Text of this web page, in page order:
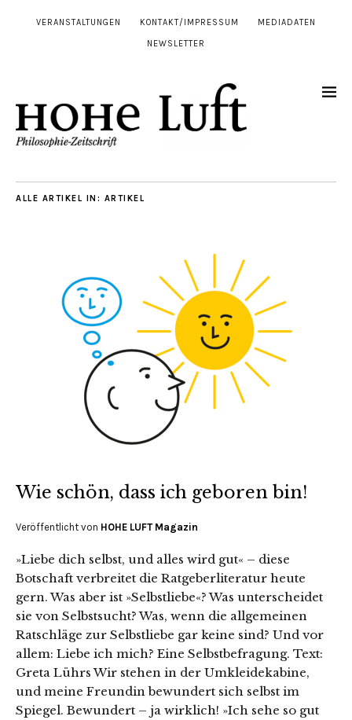
VERANSTALTUNGEN KONTAKT/IMPRESSUM MEDIADATEN
NEWSLETTER
ALLE ARTIKEL IN: ARTIKEL
Wie schön, dass ich geboren bin!
Veröffentlicht von HOHE LUFT Magazin
»Liebe dich selbst, und alles wird gut« – diese
Botschaft verbreitet die Ratgeberliteratur heute
gern. Was aber ist »Selbstliebe«? Was unterscheidet
sie von Selbstsucht? Was, wenn die allgemeinen
Ratschläge zur Selbstliebe gar keine sind? Und vor
allem: Liebe ich mich? Eine Selbstbefragung. Text:
Greta Lührs Wir stehen in der Umkleidekabine,
und meine Freundin bewundert sich selbst im
Spiegel. Bewundert – ja wirklich! »Ich sehe so gut